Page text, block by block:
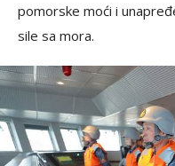
pomorske moći i
sile sa mora.